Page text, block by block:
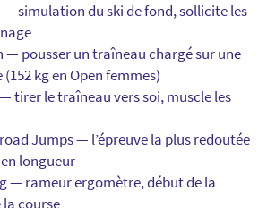
— simulation du ski de fond, sollicite les
— pousser un traîneau chargé sur une
kg en Open femmes)
tirer le traîneau vers soi, muscle les
Jumps — l’épreuve la plus redoutée
longueur
— rameur ergomètre, début de la
course